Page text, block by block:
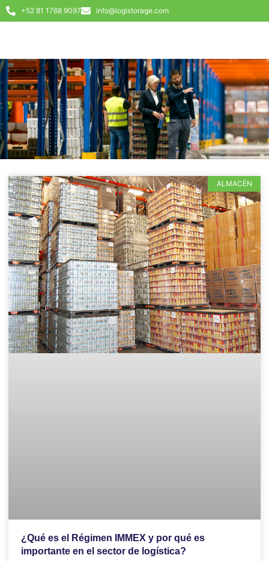
+52 81 1768 9097 info@logistorage.com
ALMACÉN
¿Qué es el Régimen IMMEX y por qué es
importante en el sector de logística?